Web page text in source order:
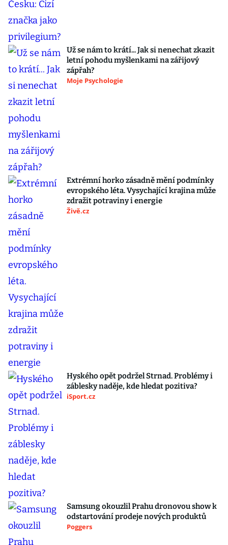
Už se nám to krátí... Jak si nenechat zkazit
letní pohodu myšlenkami na zářijový
zápřah?
Moje Psychologie
Extrémní horko zásadně mění podmínky
evropského léta. Vysychající krajina může
zdražit potraviny i energie
Živě.cz
Hyského opět podržel Strnad. Problémy i
záblesky naděje, kde hledat pozitiva?
iSport.cz
Samsung okouzlil Prahu dronovou show k
odstartování prodeje nových produktů
Poggers